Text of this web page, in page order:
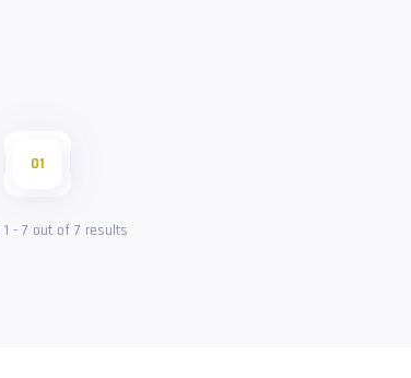
01
1 - 7 out of 7 results